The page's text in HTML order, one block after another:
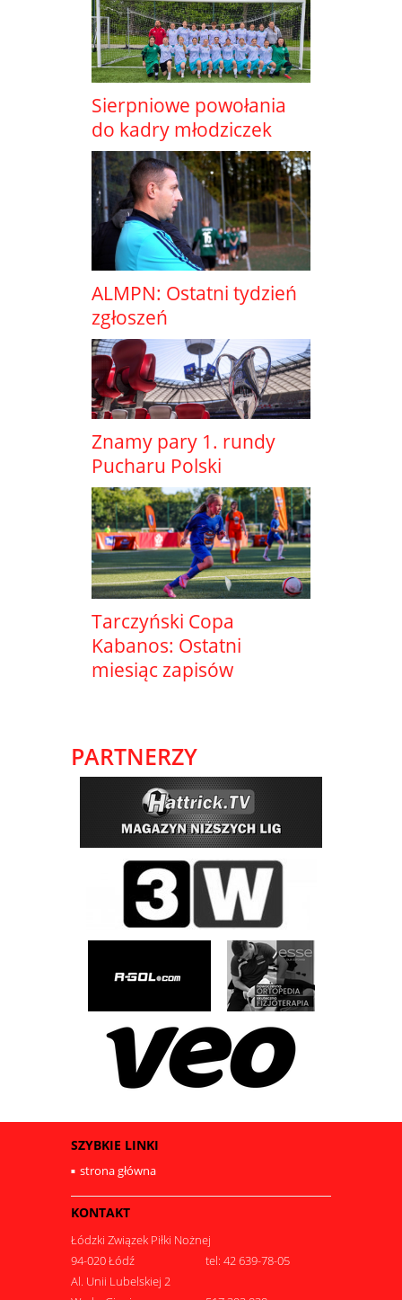
Sierpniowe powołania
do kadry młodziczek
ALMPN: Ostatni tydzień
zgłoszeń
Znamy pary 1. rundy
Pucharu Polski
Tarczyński Copa
Kabanos: Ostatni
miesiąc zapisów
PARTNERZY
SZYBKIE LINKI
strona główna
KONTAKT
Łódzki Związek Piłki Nożnej
94-020 Łódź
tel: 42 639-78-05
Al. Unii Lubelskiej 2